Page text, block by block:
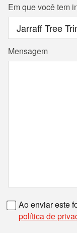
Em que você tem
Mensagem
Ao enviar este
política de